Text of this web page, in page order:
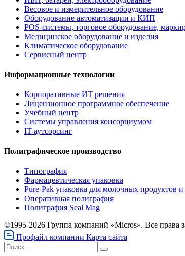
Весовое и измерительное оборудование
Оборудование автоматизации и КИП
POS-системы, торговое оборудование,
Медицинское оборудование и изделия
Климатическое оборудование
Сервисный центр
Информационные технологии
Корпоративные ИТ решения
Лицензионное программное обеспечение
Учебный центр
Системы управления консорциумом
IT-аутсорсинг
Полиграфическое производство
Типография
Фармацевтическая упаковка
Pure-Pak упаковка для молочных продуктов и
Оперативная полиграфия
Полиграфия Seal Mag
©1995-2026 Группа компаний «Micros». Все права
Профайл компании Карта сайта